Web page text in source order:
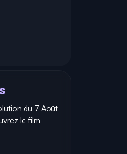
du 7 Août
le film